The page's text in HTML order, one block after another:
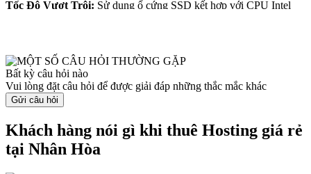
Tốc Độ Vượt Trội: Sử dụng ổ cứng SSD kết hợp với CPU Intel
chỉ SSL miễn phí để tăng cường bảo mật và uy tín website. Hệ
thống backup tự động hàng ngày giúp bảo vệ dữ liệu trước mọi rủi
ro.
Hỗ Trợ Kỹ Thuật 24/7:Đội ngũ kỹ sư giàu kinh nghiệm luôn sẵn
sàng hỗ trợ khách hàng mọi lúc, đảm bảo giải quyết nhanh chóng
Những ai nên thuê Hosting giá rẻ
Hosting giá rẻ tại Nhân Hòa là lựa chọn lý tưởng cho nhiều đối
tượng khác nhau, bao gồm:
Bất kỳ câu hỏi nào
Vui lòng đặt câu hỏi để được giải đáp những thắc mắc khác
Gửi câu hỏi
Khách hàng nói gì khi thuê Hosting giá rẻ
tại Nhân Hòa